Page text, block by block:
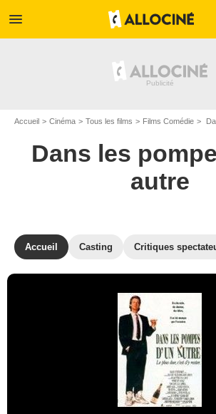
menu
Accueil Cinéma Tous les films Films Comédie
Dans les
autre
Accueil Casting Critiques